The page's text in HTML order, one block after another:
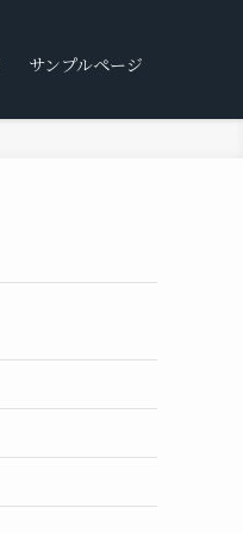
サンプルページ